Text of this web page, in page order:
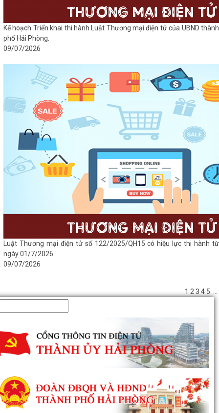
Kế hoạch Triển khai thi hành Luật Thương mại điện tử của UBND thành
phố Hải Phòng.
09/07/2026
Luật Thương mại điện tử số 122/2025/QH15 có hiệu lực thi hành từ
ngày 01/7/2026
09/07/2026
1 23 45